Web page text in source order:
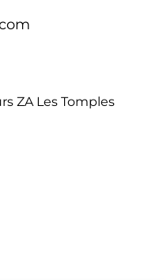
ZA Les Tomples